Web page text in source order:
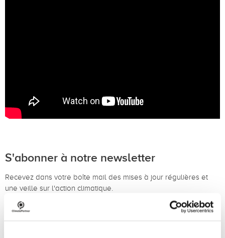
S'abonner à notre newsletter
Recevez dans votre boîte mail des mises à jour régulières et
une veille sur l'action climatique.
S'abonner à notre newsletter (en anglais)